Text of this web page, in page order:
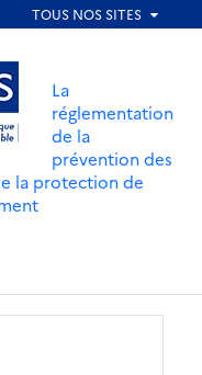
La
réglementation
de la
prévention des
la protection de